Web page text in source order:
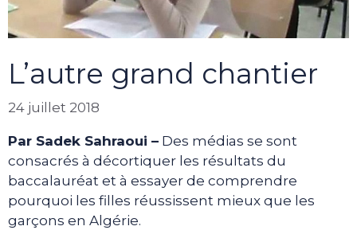
L’autre grand chantier
24 juillet 2018
Par Sadek Sahraoui – Des médias se sont
consacrés à décortiquer les résultats du
baccalauréat et à essayer de comprendre
pourquoi les filles réussissent mieux que les
garçons en Algérie.